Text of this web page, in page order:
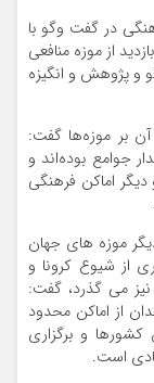
در گفت وگو با
از موزه منافعی
و پژوهش و انگیزه
آن بر موزه‌ها گفت:
جوامع بوده‌اند و
دیگر اماکن فرهنگی
موزه های جهان
از شیوع کرونا و
نیز می گذرد، گفت:
از اماکن محدود
و برگزاری
است.